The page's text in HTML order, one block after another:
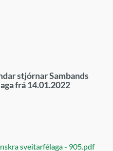
stjórnar Sambands
frá 14.01.2022
sveitarfélaga - 905.pdf